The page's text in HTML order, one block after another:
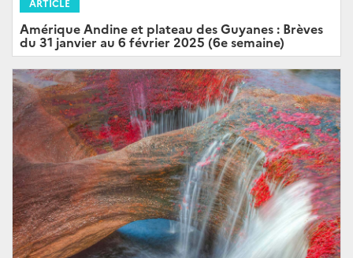
ARTICLE
Amérique Andine et plateau des Guyanes : Brèves
du 31 janvier au 6 février 2025 (6e semaine)